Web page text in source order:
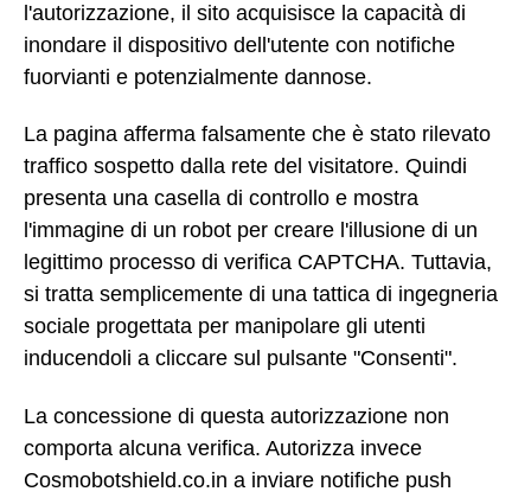
l'autorizzazione, il sito acquisisce la capacità di
inondare il dispositivo dell'utente con notifiche
fuorvianti e potenzialmente dannose.
La pagina afferma falsamente che è stato rilevato
traffico sospetto dalla rete del visitatore. Quindi
presenta una casella di controllo e mostra
l'immagine di un robot per creare l'illusione di un
legittimo processo di verifica CAPTCHA. Tuttavia,
si tratta semplicemente di una tattica di ingegneria
sociale progettata per manipolare gli utenti
inducendoli a cliccare sul pulsante "Consenti".
La concessione di questa autorizzazione non
comporta alcuna verifica. Autorizza invece
Cosmobotshield.co.in a inviare notifiche push